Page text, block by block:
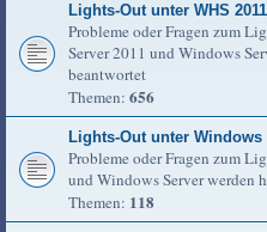
Lights-Out unter WHS
Probleme oder Fragen zum
Server 2011 und Windows
beantwortet
Themen: 656
Lights-Out unter
Probleme oder Fragen zum
und Windows Server werden
Themen: 118